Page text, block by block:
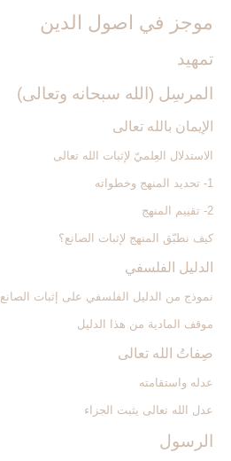
موجز في اصول الدين‏
تمهيد
المرسِل (الله سبحانه وتعالى)
الإيمان بالله تعالى‏
الاستدلال العِلميّ لإثبات الله تعالى‏
1- تحديد المنهج وخطواته
2- تقييم المنهج
كيف نطبّق المنهج لإثبات الصانع؟
الدليل الفلسفي‏
نموذج من الدليل الفلسفي على إثبات الصانع
موقف المادية من هذا الدليل
صِفاتُ الله تعالى‏
عدله واستقامته
عدل الله تعالى يثبت الجزاء
الرسول‏